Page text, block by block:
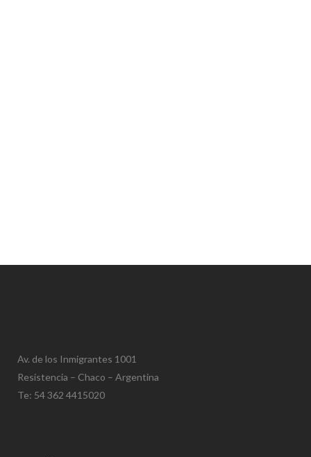
Av. de los Inmigrantes 1001
Resistencia – Chaco – Argentina
Te: 54 362 4415020